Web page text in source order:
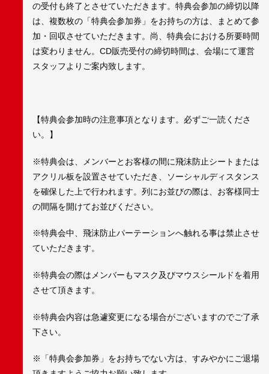
の受付も終了とさせていただきます。特典会参加の締切以降
は、複数枚の「特典会参加券」をお持ちの方は、まとめて参
加・回収させていただきます。尚、特典会における所要時間
は変わりません。CD販売受付の締切時間は、会場にて運営
スタッフよりご案内致します。
【特典会参加時の注意事項となります。必ずご一読くださ
い。】
※特典会は、メンバーとお客様の間に飛沫防止シートまたは
アクリル板を設置させていただき、ソーシャルディスタンス
を確保した上で行われます。列にお並びの際は、お客様同士
の間隔を開けてお並びください。
※特典会中、飛沫防止パーテーションへ触れる事は禁止させ
ていただきます。
※特典会の際はメンバーもマスク及びマウスシールドを着用
させて頂きます。
※特典会内容は急遽変更になる場合がございますのでご了承
下さい。
※「特典会参加券」をお持ちでない方は、すみやかにご退場